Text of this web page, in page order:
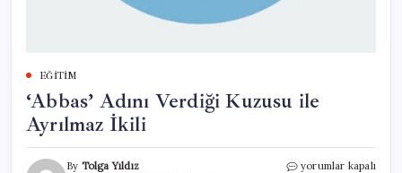
EĞITIM
‘Abbas’ Adını Verdiği Kuzusu ile
Ayrılmaz İkili
By Tolga Yıldız
‘Abbas’
yorumlar kapalı